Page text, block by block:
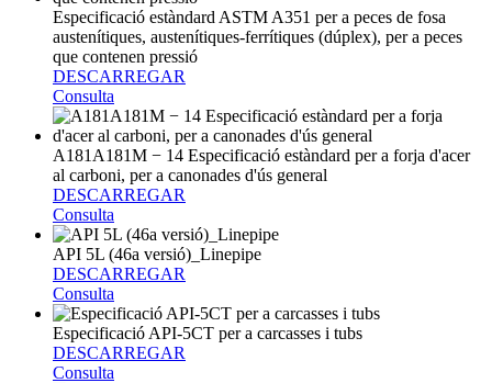
Especificació estàndard ASTM A351 per a peces de fosa
austenítiques, austenítiques-ferrítiques (dúplex), per a peces
que contenen pressió
DESCARREGAR
Consulta
A181A181M − 14 Especificació estàndard per a forja d'acer
al carboni, per a canonades d'ús general
DESCARREGAR
Consulta
API 5L (46a versió)_Linepipe
DESCARREGAR
Consulta
Especificació API-5CT per a carcasses i tubs
DESCARREGAR
Consulta